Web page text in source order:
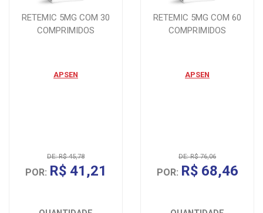
RETEMIC 5MG COM 30
COMPRIMIDOS
APSEN
DE: R$ 45,78
POR: R$ 41,21
RETEMIC 5MG COM 60
COMPRIMIDOS
APSEN
DE: R$ 76,06
POR: R$ 68,46